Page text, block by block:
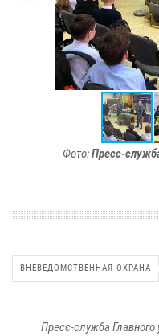
Фото:Пресс-
ВНЕВЕДОМСТВЕННАЯ ОХРАНА
Пресс-служба